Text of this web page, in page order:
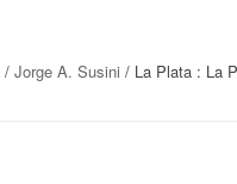
/ Jorge A. Susini / La Plata : La